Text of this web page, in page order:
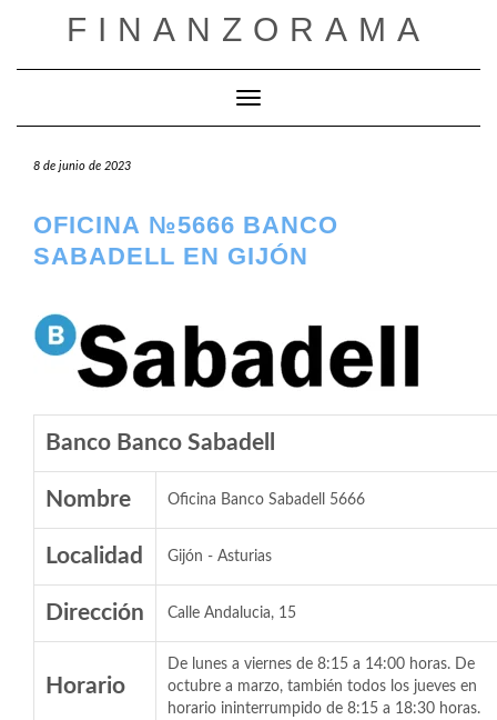
FINANZORAMA
Cambiar modo de navegación
8 de junio de 2023
OFICINA №5666 BANCO
SABADELL EN GIJÓN
Banco Banco Sabadell
Nombre Oficina Banco Sabadell 5666
Localidad Gijón - Asturias
Dirección Calle Andalucia, 15
Horario
De lunes a viernes de 8:15 a 14:00 horas. De
octubre a marzo, también todos los jueves en
horario ininterrumpido de 8:15 a 18:30 horas.